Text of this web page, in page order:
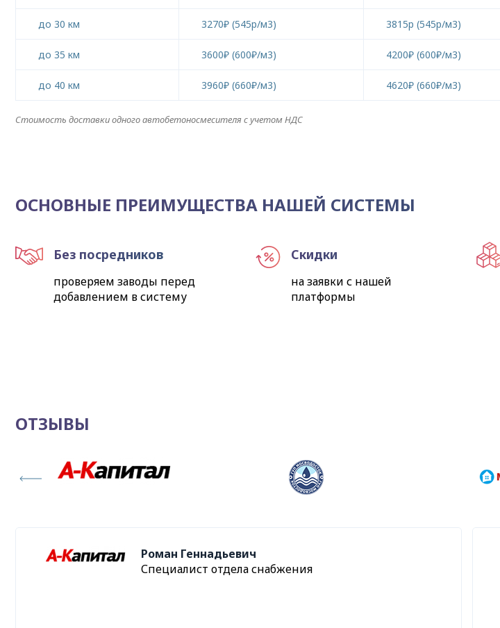
до 30 км 3270₽ (545р/м3) 3815р (545р/м3)
до 35 км 3600₽ (600₽/м3) 4200₽ (600₽/м3)
до 40 км 3960₽ (660₽/м3) 4620₽ (660₽/м3)
Стоимость доставки одного автобетоносмесителя с учетом НДС
ОСНОВНЫЕ ПРЕИМУЩЕСТВА НАШЕЙ СИСТЕМЫ
Без посредников
проверяем заводы перед
добавлением в систему
Скидки
на заявки с нашей
платформы
ОТЗЫВЫ
Роман Геннадьевич
Специалист отдела снабжения